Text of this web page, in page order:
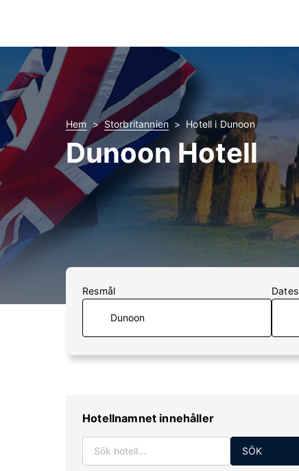
Hem Storbritannien Hotell i Dunoon
Dunoon Hotell
Resmål Dates
Hotellnamnet innehåller
SÖK